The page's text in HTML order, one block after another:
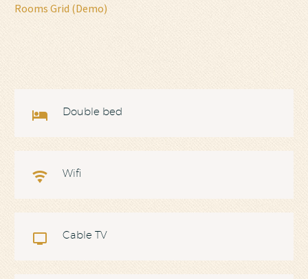
Rooms Grid (Demo)
 Double bed
 Wifi
 Cable TV